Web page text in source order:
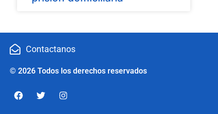
Contactanos
© 2026 Todos los derechos reservados